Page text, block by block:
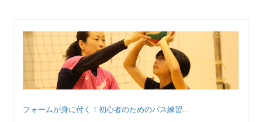
フォームが身に付く！初心者のためのパス練習...